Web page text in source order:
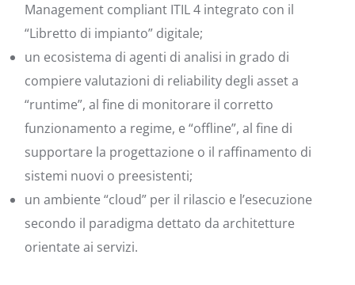
Management compliant ITIL 4 integrato con il
“Libretto di impianto” digitale;
un ecosistema di agenti di analisi in grado di
compiere valutazioni di reliability degli asset a
“runtime”, al fine di monitorare il corretto
funzionamento a regime, e “offline”, al fine di
supportare la progettazione o il raffinamento di
sistemi nuovi o preesistenti;
un ambiente “cloud” per il rilascio e l’esecuzione
secondo il paradigma dettato da architetture
orientate ai servizi.